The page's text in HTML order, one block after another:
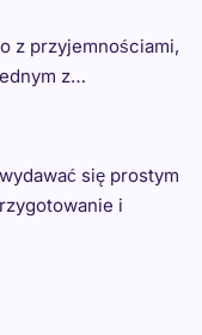
z przyjemnościami,
z…
się prostym
i